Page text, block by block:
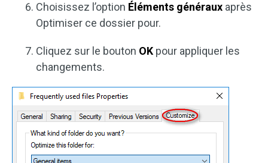
Choisissez l’option Éléments généraux après
Optimiser ce dossier pour.
Cliquez sur le bouton OK pour appliquer les
changements.